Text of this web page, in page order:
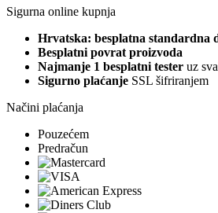
Sigurna online kupnja
Hrvatska: besplatna standardna
Besplatni povrat proizvoda
Najmanje 1 besplatni tester uz
Sigurno plaćanje SSL šifriranjem
Načini plaćanja
Pouzećem
Predračun